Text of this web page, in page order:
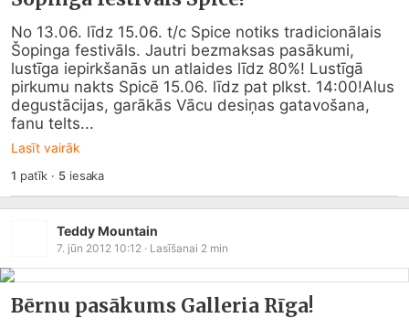
No 13.06. līdz 15.06. t/c Spice notiks tradicionālais
Šopinga festivāls. Jautri bezmaksas pasākumi,
lustīga iepirkšanās un atlaides līdz 80%! Lustīgā
pirkumu nakts Spicē 15.06. līdz pat plkst. 14:00!Alus
degustācijas, garākās Vācu desiņas gatavošana,
fanu telts...
Lasīt vairāk
1 patīk · 5iesaka
Teddy Mountain
7. jūn 2012 10:12 · Lasīšanai 2 min
Bērnu pasākums Galleria Rīga!